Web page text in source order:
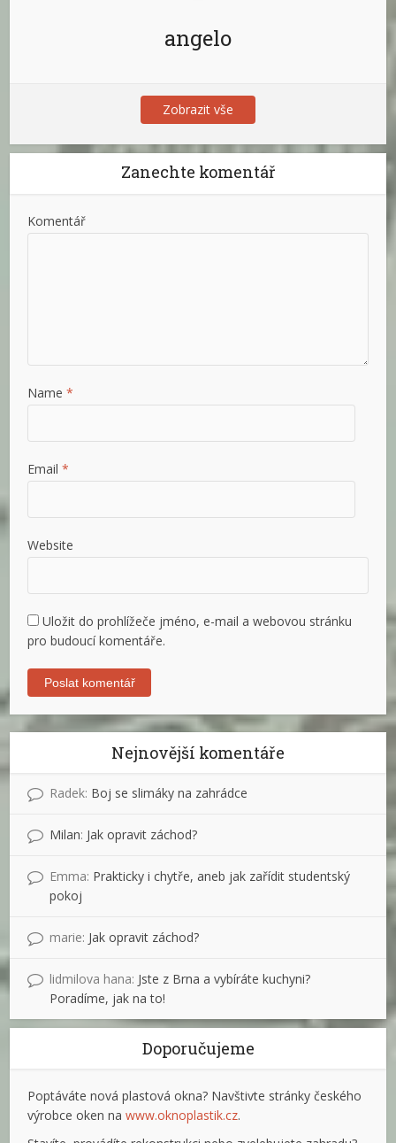
angelo
Zobrazit vše
Zanechte komentář
Komentář
Name *
Email *
Website
Uložit do prohlížeče jméno, e-mail a webovou stránku
pro budoucí komentáře.
Nejnovější komentáře
Radek: Boj se slimáky na zahrádce
Milan: Jak opravit záchod?
Emma: Prakticky i chytře, aneb jak zařídit studentský
pokoj
marie: Jak opravit záchod?
lidmilova hana: Jste z Brna a vybíráte kuchyni?
Poradíme, jak na to!
Doporučujeme
Poptáváte nová plastová okna? Navštivte stránky českého
výrobce oken nawww.oknoplastik.cz.